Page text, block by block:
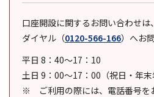
口座開設に関するお問い合わせ
ダイヤル （0120-566-166） へお
平日 8：40～17：10
土日 9：00～17：00（祝日・年末
ご利用の際には、電話番号